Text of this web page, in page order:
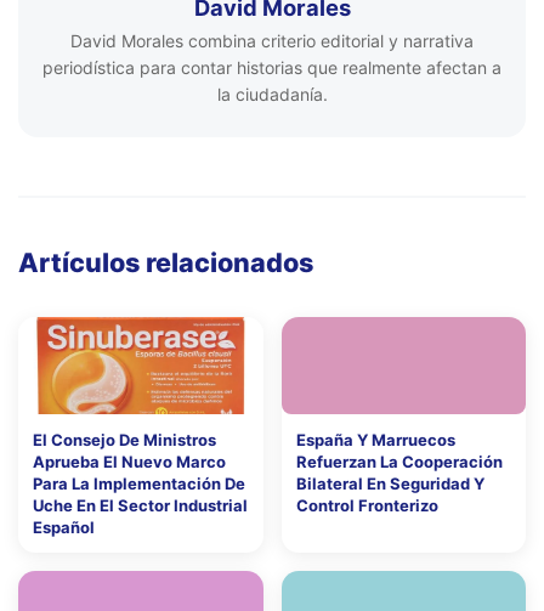
David Morales
David Morales combina criterio editorial y narrativa
periodística para contar historias que realmente afectan a
la ciudadanía.
Artículos relacionados
El Consejo De Ministros
Aprueba El Nuevo Marco
Para La Implementación De
Uche En El Sector Industrial
Español
España Y Marruecos
Refuerzan La Cooperación
Bilateral En Seguridad Y
Control Fronterizo